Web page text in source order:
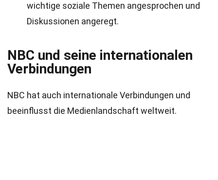
wichtige soziale Themen angesprochen und
Diskussionen angeregt.
NBC und seine internationalen
Verbindungen
NBC hat auch internationale Verbindungen und
beeinflusst die Medienlandschaft weltweit.